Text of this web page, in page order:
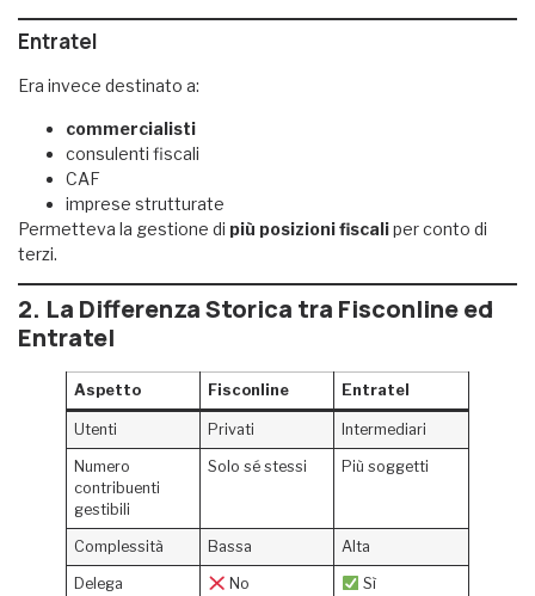
Entratel
Era invece destinato a:
commercialisti
consulenti fiscali
CAF
imprese strutturate
Permetteva la gestione di più posizioni fiscaliper conto di
terzi.
2. La Differenza Storica tra Fisconline ed
Entratel
Aspetto Fisconline Entratel
Utenti Privati Intermediari
Numero
contribuenti
gestibili
Solo sé stessi Più soggetti
Complessità Bassa Alta
Delega No Sì